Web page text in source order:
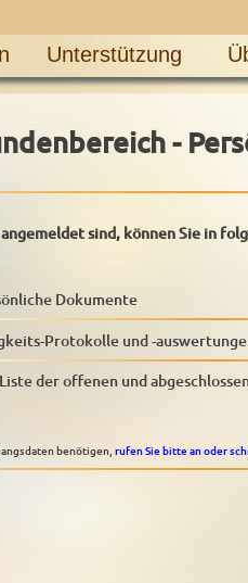
Unterstützung
-
sind, können Sie in
Dokumente
Protokolle und -
der offenen und
benötigen, rufen Sie bitte an oder